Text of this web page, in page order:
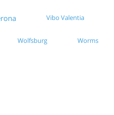
Vibo Valentia
Wolfsburg Worms